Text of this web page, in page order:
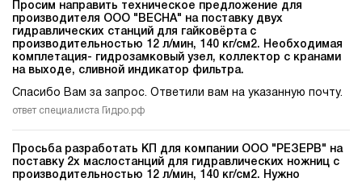
Просим направить техническое предложение для
производителя ООО "ВЕСНА" на поставку двух
гидравлических станций для гайковёрта c
производительностью 12 л/мин, 140 кг/см2. Необходимая
комплетация- гидрозамковый узел, коллектор с кранами
на выходе, сливной индикатор фильтра.
Спасибо Вам за запрос. Ответили вам на указанную почту.
ответ специалиста Гидро.рф
Просьба разработать КП для компании ООО "РЕЗЕРВ" на
поставку 2х маслостанций для гидравлических ножниц c
производительностью 12 л/мин, 140 кг/см2. Нужно